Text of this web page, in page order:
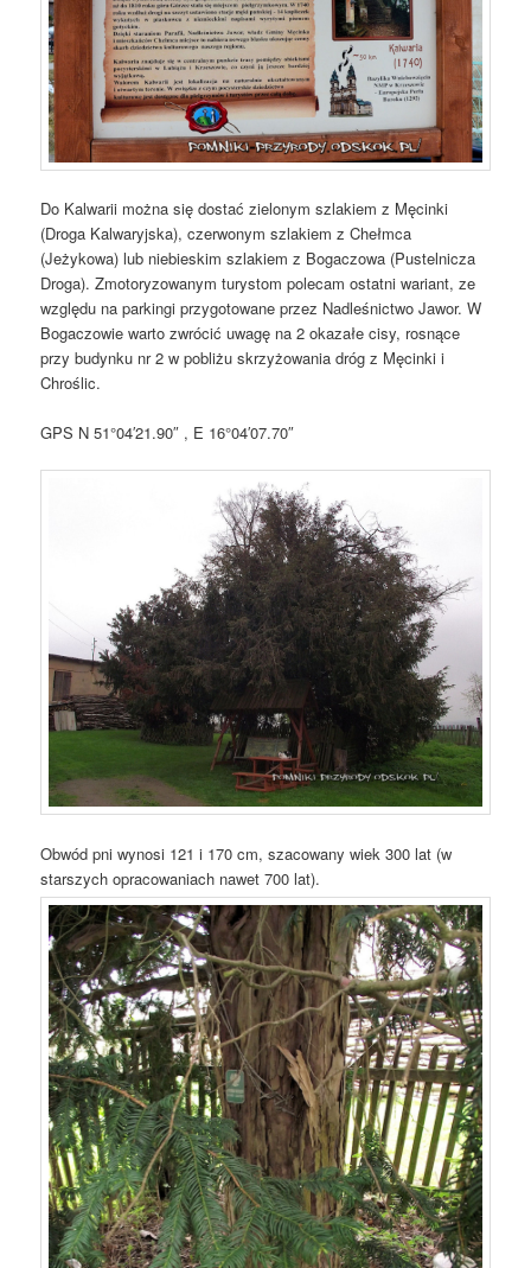
Do Kalwarii można się dostać zielonym szlakiem z Męcinki
(Droga Kalwaryjska), czerwonym szlakiem z Chełmca
(Jeżykowa) lub niebieskim szlakiem z Bogaczowa (Pustelnicza
Droga). Zmotoryzowanym turystom polecam ostatni wariant, ze
względu na parkingi przygotowane przez Nadleśnictwo Jawor. W
Bogaczowie warto zwrócić uwagę na 2 okazałe cisy, rosnące
przy budynku nr 2 w pobliżu skrzyżowania dróg z Męcinki i
Chroślic.
GPS N 51°04′21.90″ , E 16°04′07.70″
Obwód pni wynosi 121 i 170 cm, szacowany wiek 300 lat (w
starszych opracowaniach nawet 700 lat).